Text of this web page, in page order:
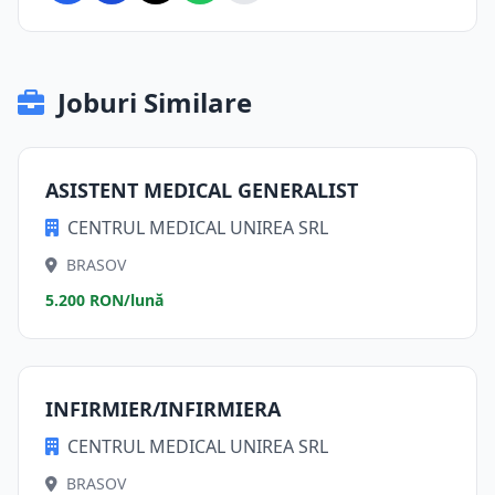
Joburi Similare
ASISTENT MEDICAL GENERALIST
CENTRUL MEDICAL UNIREA SRL
BRASOV
5.200 RON/lună
INFIRMIER/INFIRMIERA
CENTRUL MEDICAL UNIREA SRL
BRASOV